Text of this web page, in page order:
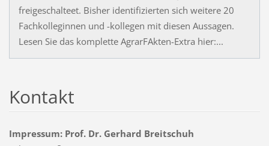
freigeschalteet. Bisher identifizierten sich weitere 20
Fachkolleginnen und -kollegen mit diesen Aussagen.
Lesen Sie das komplette AgrarFAkten-Extra hier:...
Kontakt
Impressum: Prof. Dr. Gerhard Breitschuh